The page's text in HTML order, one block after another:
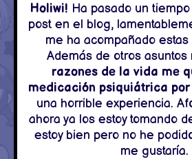
Holiwi! Ha pasado un
post en el blog,
me ha acompañado estas
Además de otros asuntos
razones de la vida me
medicación psiquiátrica
una horrible experiencia.
ahora ya los estoy tomando
estoy bien pero no he
me gustaría.